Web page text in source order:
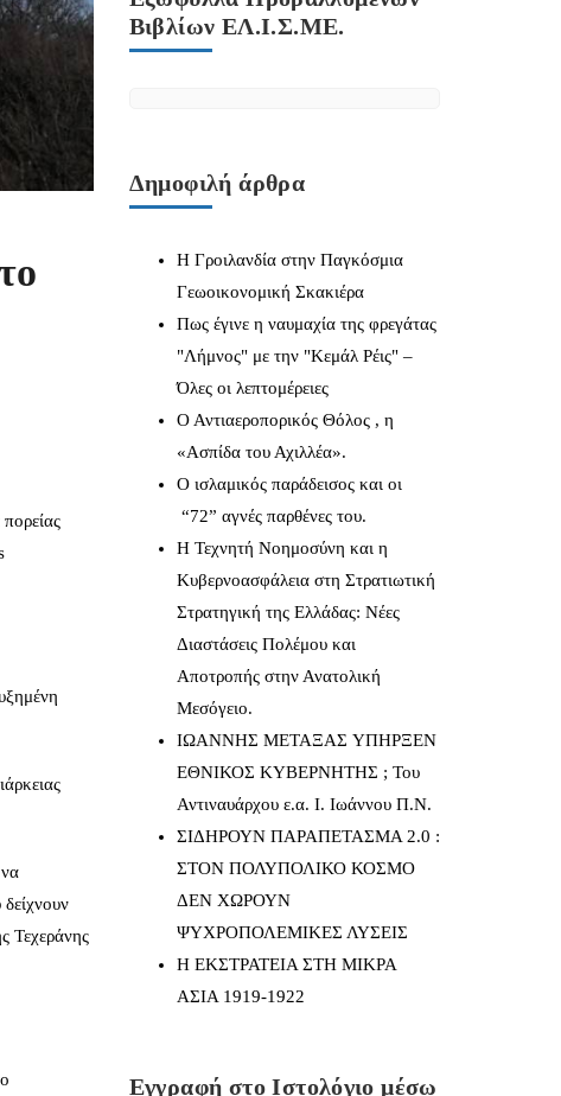
Τεχεράνης
Βιβλίων ΕΛ.Ι.Σ.ΜΕ.
Δημοφιλή άρθρα
Η Γροιλανδία στην Παγκόσμια
Γεωοικονομική Σκακιέρα
Πως έγινε η ναυμαχία της φρεγάτας
"Λήμνος" με την "Κεμάλ Ρέις" –
Όλες οι λεπτομέρειες
Ο Αντιαεροπορικός Θόλος , η
«Ασπίδα του Αχιλλέα».
Ο ισλαμικός παράδεισος και οι
“72” αγνές παρθένες του.
Η Τεχνητή Νοημοσύνη και η
Κυβερνοασφάλεια στη Στρατιωτική
Στρατηγική της Ελλάδας: Νέες
Διαστάσεις Πολέμου και
Αποτροπής στην Ανατολική
Μεσόγειο.
IΩΑΝΝΗΣ ΜΕΤΑΞΑΣ YΠΗΡΞΕΝ
ΕΘΝΙΚΟΣ ΚΥΒΕΡΝΗΤΗΣ ; Του
Αντιναυάρχου ε.α. Ι. Ιωάννου Π.Ν.
ΣΙΔΗΡΟΥΝ ΠΑΡΑΠΕΤΑΣΜΑ 2.0 :
ΣΤΟΝ ΠΟΛΥΠΟΛΙΚΟ ΚΟΣΜΟ
ΔΕΝ ΧΩΡΟΥΝ
ΨΥΧΡΟΠΟΛΕΜΙΚΕΣ ΛΥΣΕΙΣ
Η ΕΚΣΤΡΑΤΕΙΑ ΣΤΗ ΜΙΚΡΑ
ΑΣΙΑ 1919-1922
Εγγραφή στο Ιστολόγιο μέσω